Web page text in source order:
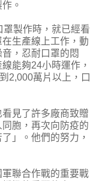
。
製作時，就已經看
生產線上工作，動
，忍耐口罩的悶
能夠24小時運作，
2,000萬片以上，口
見了許多廠商致贈
胞，再次向防疫的
」。他們的努力，
聯合作戰的重要戰